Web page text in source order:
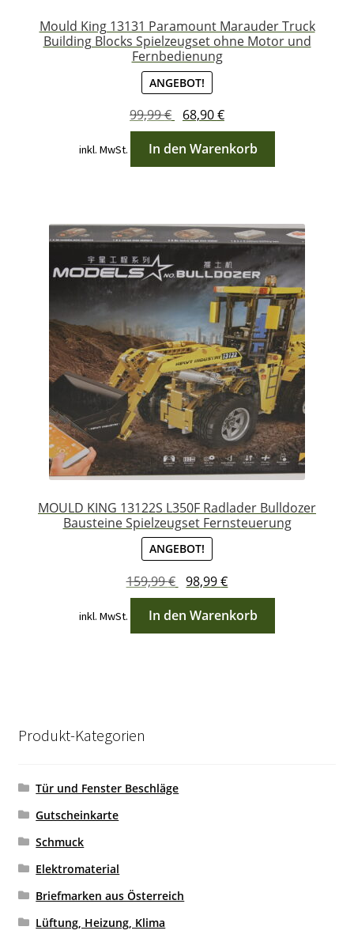
Mould King 13131 Paramount Marauder Truck
Building Blocks Spielzeugset ohne Motor und
Fernbedienung
ANGEBOT!
99,99€
Ursprünglicher
Preis
war:
68,90€Aktueller
Preis
ist:
inkl. MwSt. In den Warenkorb
MOULD KING 13122S L350F Radlader Bulldozer
Bausteine Spielzeugset Fernsteuerung
ANGEBOT!
159,99€
Ursprünglicher
Preis
war:
98,99€Aktueller
Preis
ist:
inkl. MwSt. In den Warenkorb
Produkt-Kategorien
Tür und Fenster Beschläge
Gutscheinkarte
Schmuck
Elektromaterial
Briefmarken aus Österreich
Lüftung, Heizung, Klima